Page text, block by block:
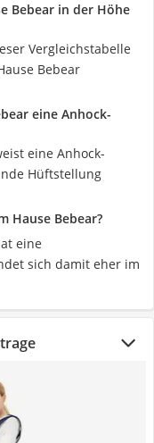
Bebear in der Höhe
Vergleichstabelle
Bebear
eine Anhock-
eine Anhock-
Hüftstellung
Hause Bebear?
eine
sich damit eher im